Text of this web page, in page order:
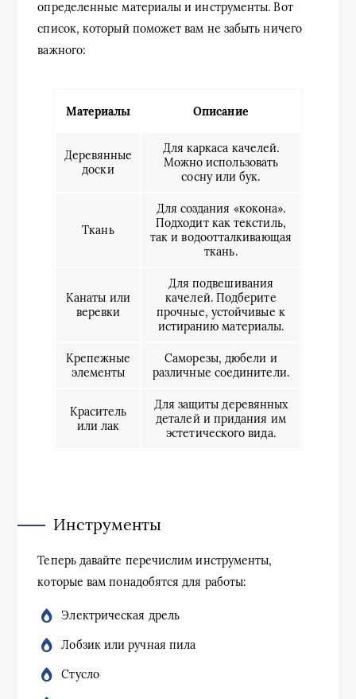
определенные материалы и инструменты. Вот
список, который поможет вам не забыть ничего
важного:
Материалы Описание
Деревянные
доски
Для каркаса качелей.
Можно использовать
сосну или бук.
Ткань
Для создания «кокона».
Подходит как текстиль,
так и водоотталкивающая
ткань.
Канаты или
веревки
Для подвешивания
качелей. Подберите
прочные, устойчивые к
истиранию материалы.
Крепежные
элементы
Саморезы, дюбели и
различные соединители.
Краситель
или лак
Для защиты деревянных
деталей и придания им
эстетического вида.
Инструменты
Теперь давайте перечислим инструменты,
которые вам понадобятся для работы:
Электрическая дрель
Лобзик или ручная пила
Стусло